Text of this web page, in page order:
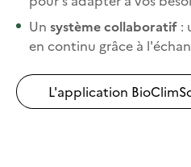
Un système collaboratif :
en continu grâce à
L'application